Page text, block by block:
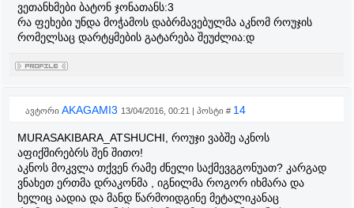
ვეთანხმები ბატონ ჯონათანს:3
რა ფეხები უნდა მოჭამოს დაბრმავებულმა აკნომ როუჯის
რომელსაც დარტყმების გატარება შეუძლია:დ
ავტორი AKAGAMI3 13/04/2016, 00:21 | პოსტი # 14
MURASAKIBARA_ATSHUCHI, როუჯი ვაბშე აკნოს
აფიქშირებრს შენ შითო!
აკნოს მოკვლა თქვენ რამე ძნელი საქმევგგონუათ? კარგად
ვნახეთ ერთმა დრაკონმა , იგნილმა როგორ იხმარა და
ხელიც აადია და მანდ წარმოიდგინე მეტალიკანაც